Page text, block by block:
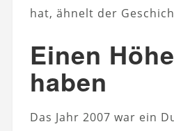
hat, ähnelt der
Einen
haben
Das Jahr 2007 war ein